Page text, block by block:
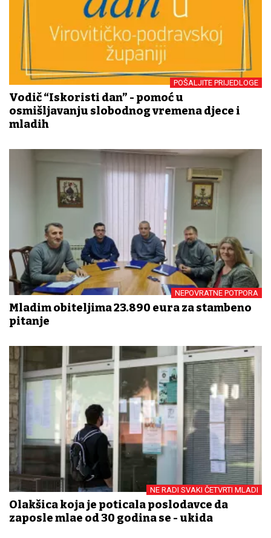
POŠALJITE PRIJEDLOGE
Vodič “Iskoristi dan” - pomoć u
osmišljavanju slobodnog vremena djece i
mladih
NEPOVRATNE POTPORA
Mladim obiteljima 23.890 eura za stambeno
pitanje
NE RADI SVAKI ČETVRTI MLADI
Olakšica koja je poticala poslodavce da
zaposle mlađe od 30 godina se - ukida